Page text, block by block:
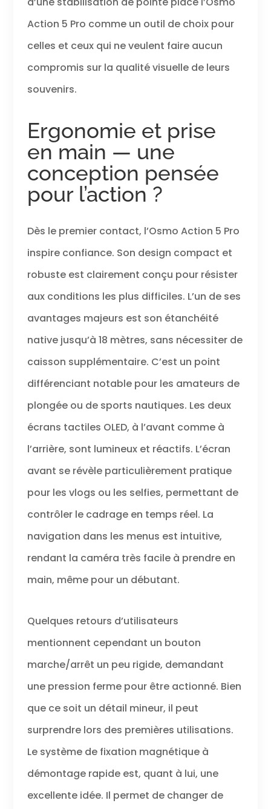
nécessiter de
pour le vlogging à
moto, le ski, le vlog
Standard avec
sélective, parfait
pour les activités
de plein air simples.
Idéal pour les
créatifs ou toute
personne
quotidienne.
Action 5 Pro comme un outil de choix pour
celles et ceux qui ne veulent faire aucun
compromis sur la qualité visuelle de leurs
souvenirs.
Ergonomie et prise
en main — une
conception pensée
pour l’action ?
Dès le premier contact, l’Osmo Action 5 Pro
inspire confiance. Son design compact et
robuste est clairement conçu pour résister
aux conditions les plus difficiles. L’un de ses
avantages majeurs est son étanchéité
native jusqu’à 18 mètres, sans nécessiter de
caisson supplémentaire. C’est un point
différenciant notable pour les amateurs de
plongée ou de sports nautiques. Les deux
écrans tactiles OLED, à l’avant comme à
l’arrière, sont lumineux et réactifs. L’écran
avant se révèle particulièrement pratique
pour les vlogs ou les selfies, permettant de
contrôler le cadrage en temps réel. La
navigation dans les menus est intuitive,
rendant la caméra très facile à prendre en
main, même pour un débutant.
Quelques retours d’utilisateurs
mentionnent cependant un bouton
marche/arrêt un peu rigide, demandant
une pression ferme pour être actionné. Bien
que ce soit un détail mineur, il peut
surprendre lors des premières utilisations.
Le système de fixation magnétique à
démontage rapide est, quant à lui, une
excellente idée. Il permet de changer de